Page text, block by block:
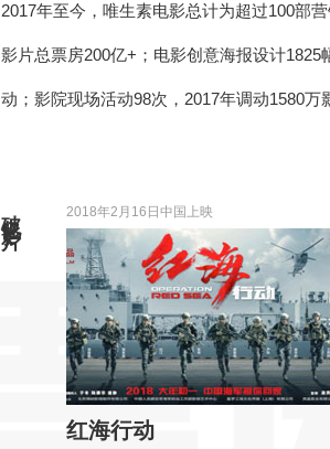
2017年至今，唯生素电影总计为超过100部
影片总票房200亿+；电影创意海报设计
动；影院现场活动98次，2017年调动1580万
破亿影片 2018年2月16日中国上映
红海行动